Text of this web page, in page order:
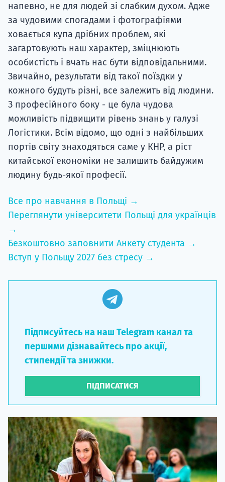
напевно, не для людей зі слабким духом. Адже
за чудовими спогадами і фотографіями
ховається купа дрібних проблем, які
загартовують наш характер, зміцнюють
особистість і вчать нас бути відповідальними.
Звичайно, результати від такої поїздки у
кожного будуть різні, все залежить від людини.
З професійного боку - це була чудова
можливість підвищити рівень знань у галузі
Логістики. Всім відомо, що одні з найбільших
портів світу знаходяться саме у КНР, а ріст
китайської економіки не залишить байдужим
людину будь-якої професії.
Все про навчання в Польщі →
Переглянути університети Польщі для українців
→
Безкоштовно заповнити Анкету студента →
Вступ у Польщу 2027 без стресу →
Підписуйтесь на наш Telegram канал та
першими дізнавайтесь про акції,
стипендії та знижки.
ПІДПИСАТИСЯ